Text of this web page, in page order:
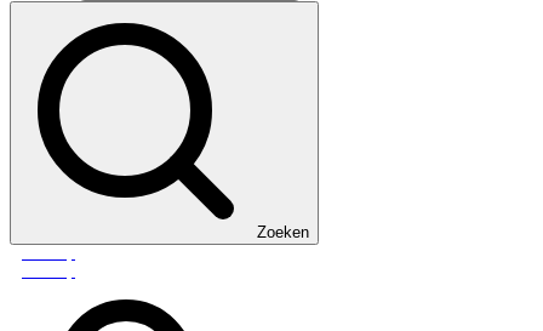
Zoeken